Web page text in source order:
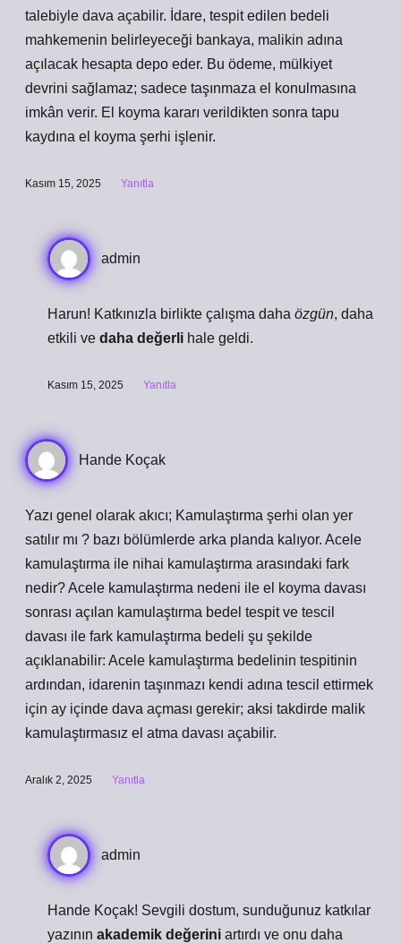
talebiyle dava açabilir. İdare, tespit edilen bedeli
mahkemenin belirleyeceği bankaya, malikin adına
açılacak hesapta depo eder. Bu ödeme, mülkiyet
devrini sağlamaz; sadece taşınmaza el konulmasına
imkân verir. El koyma kararı verildikten sonra tapu
kaydına el koyma şerhi işlenir.
Kasım 15, 2025 Yanıtla
admin
Harun! Katkınızla birlikte çalışma daha özgün, daha
etkili ve daha değerli hale geldi.
Kasım 15, 2025 Yanıtla
Hande Koçak
Yazı genel olarak akıcı; Kamulaştırma şerhi olan yer
satılır mı ? bazı bölümlerde arka planda kalıyor. Acele
kamulaştırma ile nihai kamulaştırma arasındaki fark
nedir? Acele kamulaştırma nedeni ile el koyma davası
sonrası açılan kamulaştırma bedel tespit ve tescil
davası ile fark kamulaştırma bedeli şu şekilde
açıklanabilir: Acele kamulaştırma bedelinin tespitinin
ardından, idarenin taşınmazı kendi adına tescil ettirmek
için ay içinde dava açması gerekir; aksi takdirde malik
kamulaştırmasız el atma davası açabilir.
Aralık 2, 2025 Yanıtla
admin
Hande Koçak! Sevgili dostum, sunduğunuz katkılar
yazının akademik değerini artırdı ve onu daha